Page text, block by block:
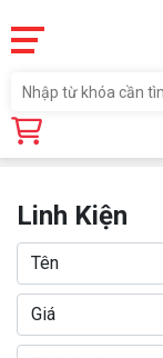
Trang chủ
Linh Kiện